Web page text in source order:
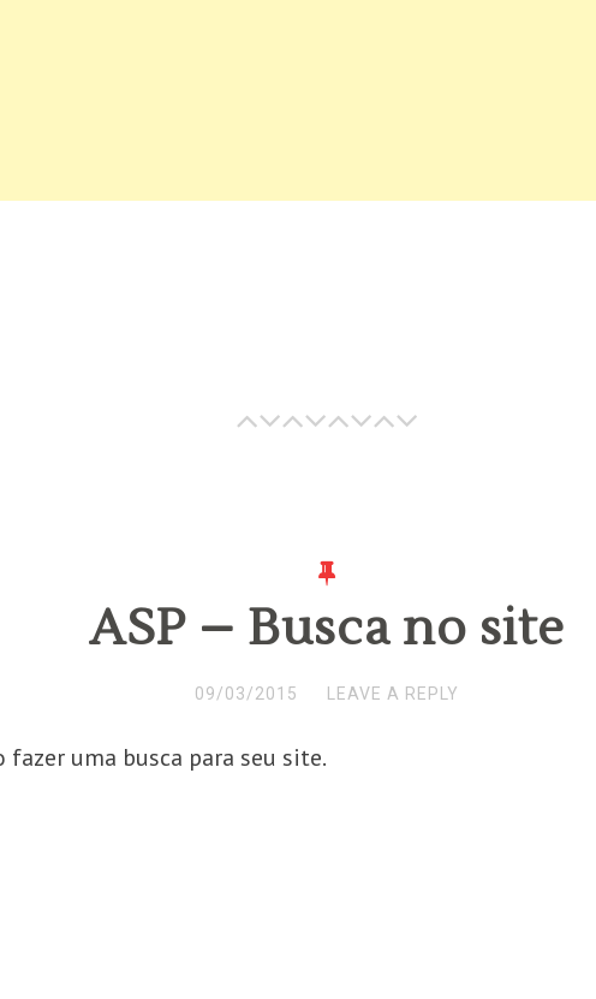
ASP – Busca no site
09/03/2015 LEAVE A REPLY
uma busca para seu site.